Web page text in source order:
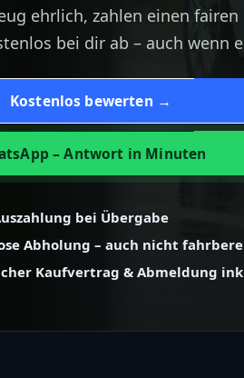
ehrlich, zahlen einen
bei dir ab – auch wenn
Kostenlos bewerten →
– Antwort in Minuten
bei Übergabe
Abholung – auch nicht
Kaufvertrag & Abmeldung